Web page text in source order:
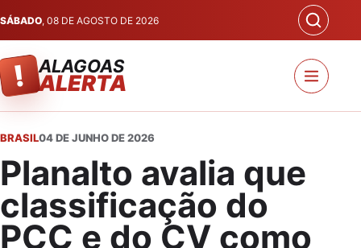
SÁBADO, 08 DE AGOSTO DE 2026
! ALAGOAS
ALERTA
BRASIL04 DE JUNHO DE 2026
Planalto avalia que
classificação do
PCC e do CV como